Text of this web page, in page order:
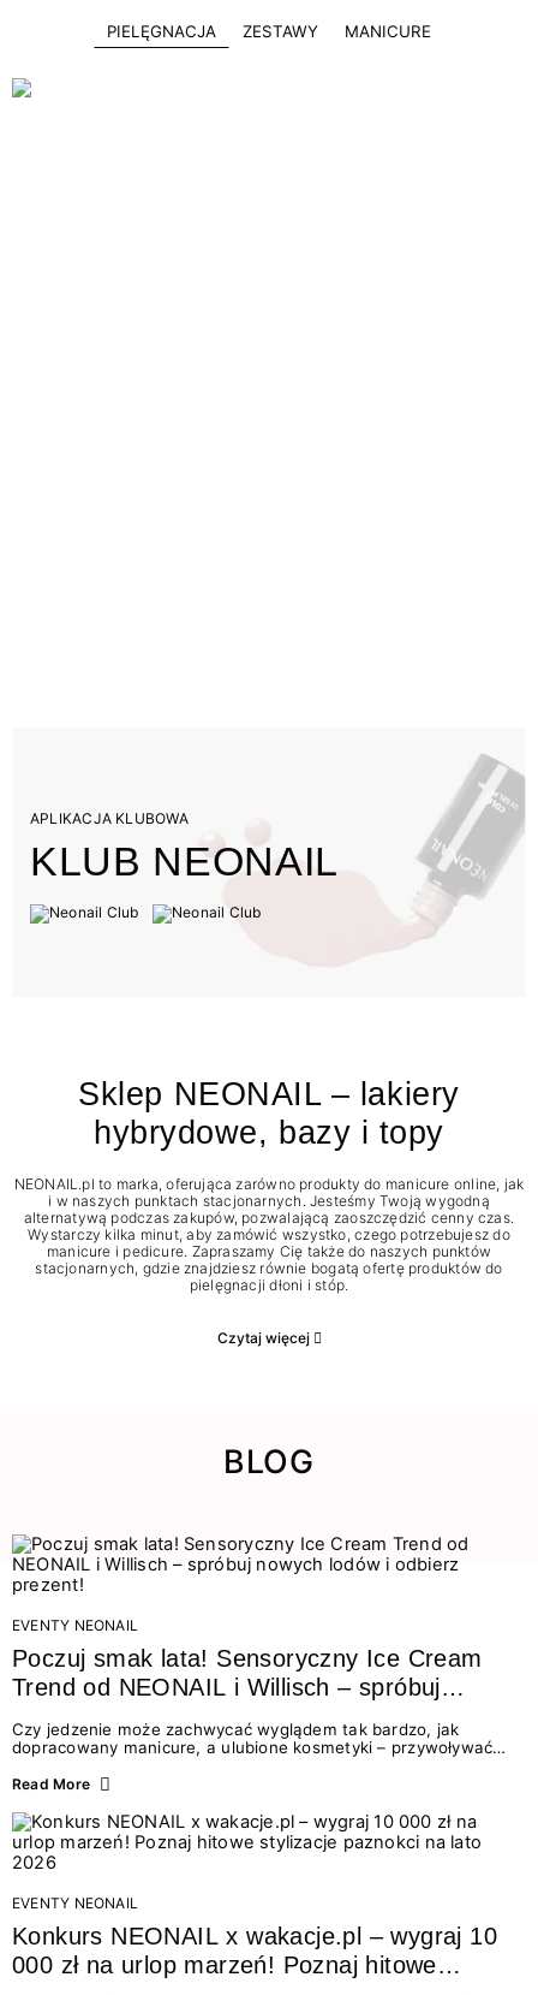
PIELĘGNACJA ZESTAWY MANICURE
APLIKACJA KLUBOWA
KLUB NEONAIL
Sklep NEONAIL – lakiery
hybrydowe, bazy i topy
NEONAIL.pl to marka, oferująca zarówno produkty do manicure online, jak
i w naszych punktach stacjonarnych. Jesteśmy Twoją wygodną
alternatywą podczas zakupów, pozwalającą zaoszczędzić cenny czas.
Wystarczy kilka minut, aby zamówić wszystko, czego potrzebujesz do
manicure i pedicure. Zapraszamy Cię także do naszych punktów
stacjonarnych, gdzie znajdziesz równie bogatą ofertę produktów do
pielęgnacji dłoni i stóp.
Czytaj więcej
BLOG
EVENTY NEONAIL
Poczuj smak lata! Sensoryczny Ice Cream
Trend od NEONAIL i Willisch – spróbuj
nowych lodów i odbierz prezent!
Czy jedzenie może zachwycać wyglądem tak bardzo, jak
dopracowany manicure, a ulubione kosmetyki – przywoływać
świata beauty i oszałamiających deserów to coś więcej niż
zmysłami: przez soczysty kolor, aksamitną teksturę,
orzeźwiający zapach i słodki akcent na podniebieniu. Tego lata
NEONAIL łączy siły z marką Willisch, tworząc unikalny projekt
na styku jedzenia i piękna....
Read More
EVENTY NEONAIL
Konkurs NEONAIL x wakacje.pl – wygraj 10
000 zł na urlop marzeń! Poznaj hitowe